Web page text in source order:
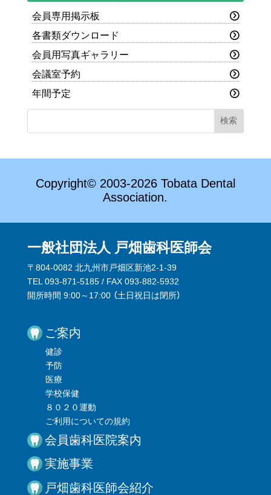
会員専用掲示板
各書類ダウンロード
会員用写真ギャラリー
会議室予約
年間予定
Copyright© 2003-2026 Tobata Dental
Association.
一般社団法人 戸畑歯科医師会
〒804-0082 北九州市戸畑区新池2-1-39
TEL 093-871-5185 / FAX 093-882-5932
開所時間 9:00～17:00 （土日祝日は閉所）
ご案内
健診
予防
医療
学校保健
８０２０運動
ご利用についての規約
会員歯科医院案内
実施事業
戸畑歯科医師会紹介